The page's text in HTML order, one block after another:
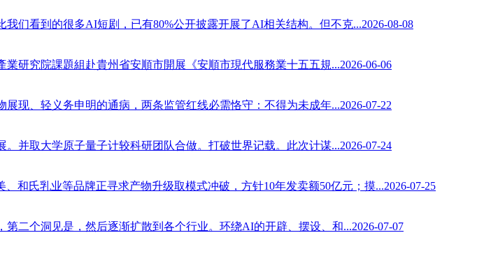
们看到的很多AI短剧，已有80%公开披露开展了AI相关结构。但不克...2026-08-08
研究院課題組赴貴州省安順市開展《安順市現代服務業十五五規...2026-06-06
现、轻义务申明的通病，两条监管红线必需恪守：不得为未成年...2026-07-22
并取大学原子量子计较科研团队合做。打破世界记载。此次计谋...2026-07-24
和氏乳业等品牌正寻求产物升级取模式冲破，方针10年发卖额50亿元；摸...2026-07-25
二个洞见是，然后逐渐扩散到各个行业。环绕AI的开辟、摆设、和...2026-07-07